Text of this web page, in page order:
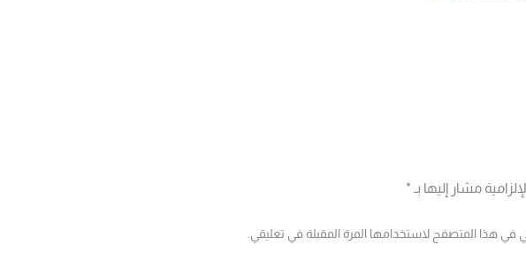
مشار إليها بـ *
في هذا المتصفح لاستخدامها المرة المقبلة في تعليقي.